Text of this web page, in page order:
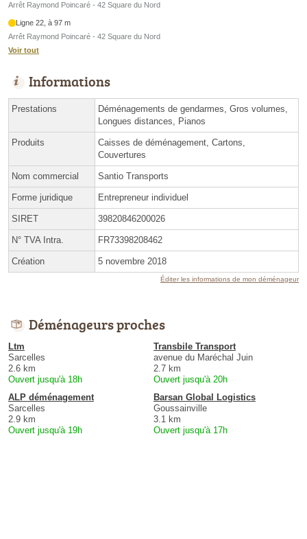
Arrêt Raymond Poincaré - 42 Square du Nord
Ligne 22, à 97 m
Arrêt Raymond Poincaré - 42 Square du Nord
Voir tout
Informations
Prestations
Déménagements de gendarmes, Gros volumes,
Longues distances, Pianos
Produits
Caisses de déménagement, Cartons,
Couvertures
Nom commercial Santio Transports
Forme juridique Entrepreneur individuel
SIRET 39820846200026
N° TVA Intra. FR73398208462
Création 5 novembre 2018
Éditer les informations de mon déménageur
Déménageurs proches
Ltm
Sarcelles
2.6 km
Ouvert jusqu'à 18h
Transbile Transport
avenue du Maréchal Juin
2.7 km
Ouvert jusqu'à 20h
ALP déménagement
Sarcelles
2.9 km
Ouvert jusqu'à 19h
Barsan Global Logistics
Goussainville
3.1 km
Ouvert jusqu'à 17h